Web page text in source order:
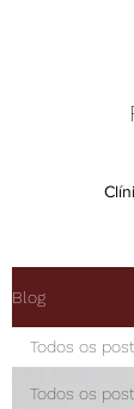
Blog
Todos os
Todos os